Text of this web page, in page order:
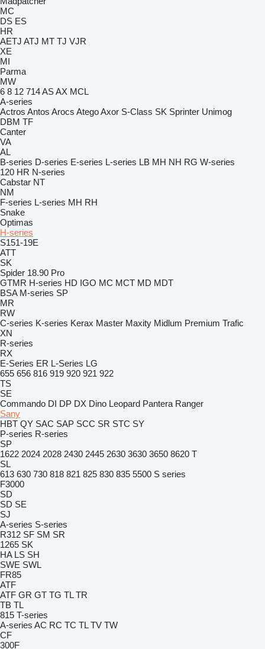
MC
DS ES
HR
AETJ ATJ MT TJ VJR
XE
MI
Parma
MW
6 8 12 714ASAX MCL
A-series
Actros Antos Arocs AtegoAxor S-Class SK Sprinter Unimog
DBM TF
Canter
VA
AL
B-series D-series E-series L-series LB MH NH RG W-series
120 HR N-series
Cabstar NT
NM
F-series L-series MH RH
Snake
Optimas
H-series
S151-19E
ATT
SK
Spider 18.90 Pro
GTMR H-series HD IGO MC MCT MD MDT
BSA M-series SP
MR
RW
C-series K-series Kerax Master Maxity Midlum Premium Trafic
XN
R-series
RX
E-Series ER L-Series LG
655 656 816 919 920 921 922
TS
SE
Commando DI DP DX Dino Leopard Pantera Ranger
Sany
HBT QY SAC SAP SCC SR STC SY
P-series R-series
SP
1622 2024 2028 2430 2445 2630 3630 3650 8620 T
SL
613 630 730 818 821 825 830 835 5500 S series
F3000
SD
SD SE
SJ
A-series S-series
R312 SF SM SR
1265 SK
HA LS SH
SWE SWL
FR85
ATF
ATF GR GT TG TL TR
TB TL
815 T-series
A-series AC RC TC TL TV TW
CF
300F